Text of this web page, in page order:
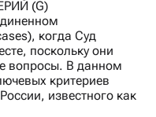
(G)
когда Суд
поскольку они
вопросы. В данном
критериев
известного как